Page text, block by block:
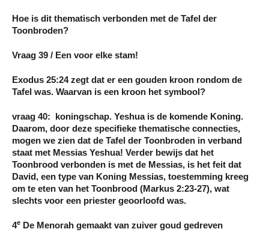
Hoe is dit thematisch verbonden met de Tafel der
Toonbroden?
Vraag 39 / Een voor elke stam!
Exodus 25:24 zegt dat er een gouden kroon rondom de
Tafel was. Waarvan is een kroon het symbool?
vraag 40: koningschap. Yeshua is de komende Koning.
Daarom, door deze specifieke thematische connecties,
mogen we zien dat de Tafel der Toonbroden in verband
staat met Messias Yeshua! Verder bewijs dat het
Toonbrood verbonden is met de Messias, is het feit dat
David, een type van Koning Messias, toestemming kreeg
om te eten van het Toonbrood (Markus 2:23-27), wat
slechts voor een priester geoorloofd was.
4e De Menorah gemaakt van zuiver goud gedreven